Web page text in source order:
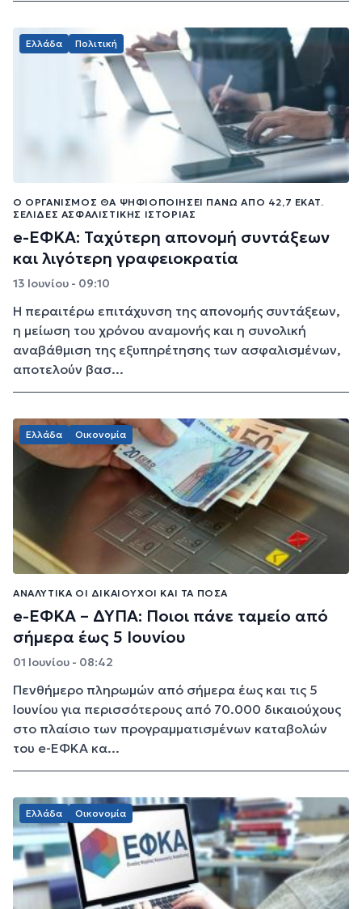
Ελλάδα Πολιτική
Ο ΟΡΓΑΝΙΣΜΌΣ ΘΑ ΨΗΦΙΟΠΟΙΉΣΕΙ ΠΆΝΩ ΑΠΌ 42,7 ΕΚΑΤ.
ΣΕΛΊΔΕΣ ΑΣΦΑΛΙΣΤΙΚΉΣ ΙΣΤΟΡΊΑΣ
e-ΕΦΚΑ: Ταχύτερη απονομή συντάξεων
και λιγότερη γραφειοκρατία
13 Ιουνίου - 09:10
Η περαιτέρω επιτάχυνση της απονομής συντάξεων,
η μείωση του χρόνου αναμονής και η συνολική
αναβάθμιση της εξυπηρέτησης των ασφαλισμένων,
αποτελούν βασ...
Ελλάδα Οικονομία
ΑΝΑΛΥΤΙΚΆ ΟΙ ΔΙΚΑΙΟΎΧΟΙ ΚΑΙ ΤΑ ΠΟΣΆ
e-ΕΦΚΑ – ΔΥΠΑ: Ποιοι πάνε ταμείο από
σήμερα έως 5 Ιουνίου
01 Ιουνίου - 08:42
Πενθήμερο πληρωμών από σήμερα έως και τις 5
Ιουνίου για περισσότερους από 70.000 δικαιούχους
στο πλαίσιο των προγραμματισμένων καταβολών
του e-ΕΦΚΑ κα...
Ελλάδα Οικονομία